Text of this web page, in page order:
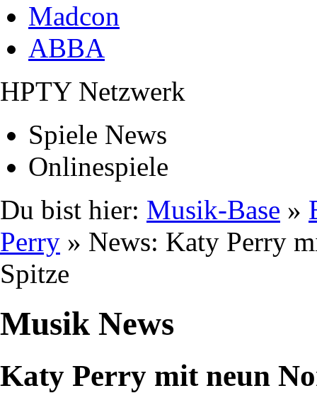
Madcon
ABBA
HPTY Netzwerk
Spiele News
Onlinespiele
Du bist hier: Musik-Base »
Perry » News: Katy Perry
Spitze
Musik News
Katy Perry mit neun